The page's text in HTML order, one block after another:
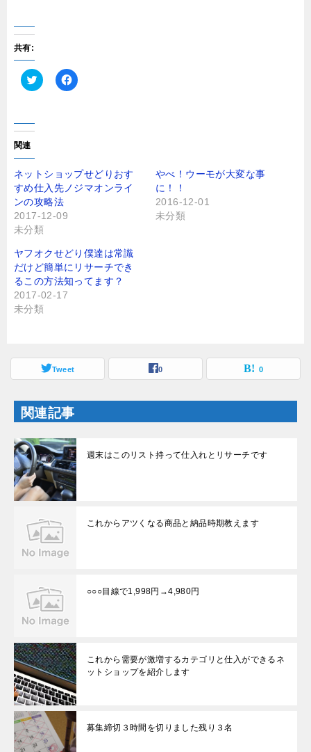
共有:
ク
し
て
T
i
t
t
e
r
で
共
有
(
し
い
ウ
ィ
ン
ド
ウ
で
)
F
共
有
す
る
に
は
ク
し
て
く
だ
さ
ィ
ン
ド
で
開
き
ま
)
関連
ネットショップせどりおす
すめ仕入先ノジマオンライ
ンの攻略法
2017-12-09
未分類
やべ！ウーモが大変な事
に！！
2016-12-01
未分類
ヤフオクせどり僕達は常識
だけど簡単にリサーチでき
るこの方法知ってます？
2017-02-17
未分類
Tweet 0 0
関連記事
週末はこのリスト持って仕入れとリサーチです
これからアツくなる商品と納品時期教えます
○○○目線で1,998円→4,980円
これから需要が激増するカテゴリと仕入ができるネ
ットショップを紹介します
募集締切３時間を切りました残り３名